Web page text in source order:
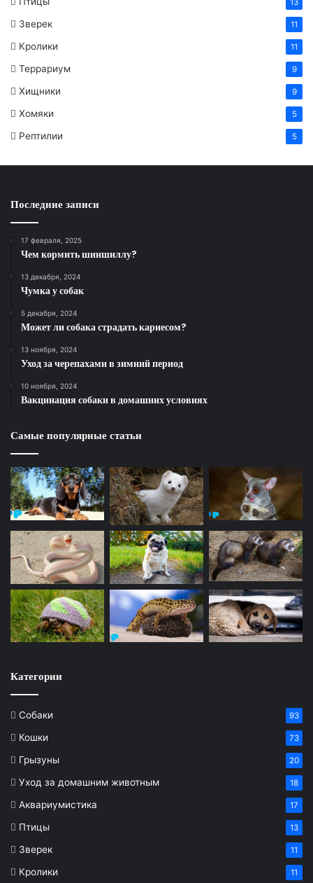
13
Зверек 11
Кролики 11
Террариум 9
Хищники 9
Хомяки 5
Рептилии 5
Последние записи
17 февраля, 2025
Чем кормить шиншиллу?
13 декабря, 2024
Чумка у собак
5 декабря, 2024
Может ли собака страдать кариесом?
13 ноября, 2024
Уход за черепахами в зимний период
10 ноября, 2024
Вакцинация собаки в домашних условиях
Самые популярные статьи
Категории
Собаки 93
Кошки 73
Грызуны 20
Уход за домашним животным 18
Аквариумистика 17
Птицы 13
Зверек 11
Кролики 11